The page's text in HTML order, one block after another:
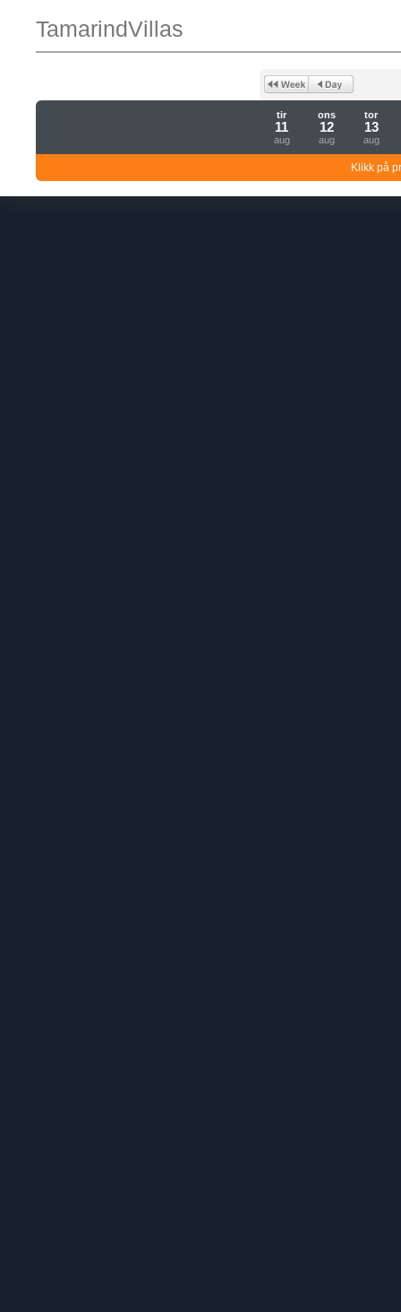
TamarindVillas
tir
11
aug
ons
12
aug
tor
13
aug
Klikk på